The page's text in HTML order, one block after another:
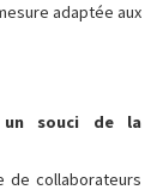
adaptée aux
un souci de la
de collaborateurs